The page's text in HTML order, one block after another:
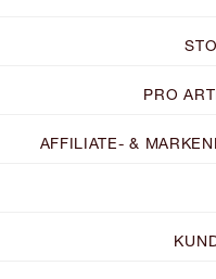
PRO
AFFILIATE- &